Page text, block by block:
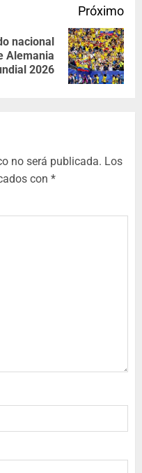
Próximo
nacional
Alemania
2026
no será publicada. Los
con *